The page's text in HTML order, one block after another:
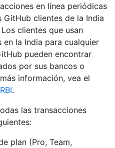
en línea periódicas
clientes de la India
clientes que usan
la India para cualquier
pueden encontrar
por sus bancos o
información, vea el
.
las transacciones
plan (Pro, Team,